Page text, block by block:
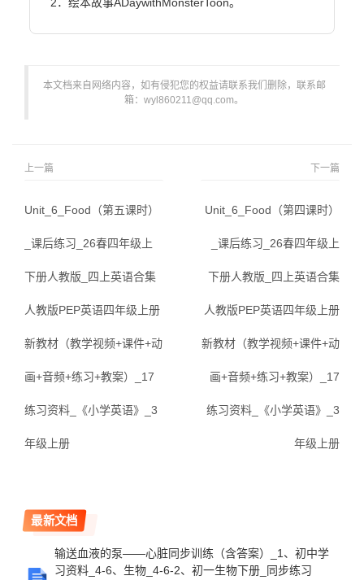
本文档来自网络内容，如有侵犯您的权益请联系我们删除，联系邮
箱：wyl860211@qq.com。
上一篇
Unit_6_Food（第五课时）
_课后练习_26春四年级上
下册人教版_四上英语合集
人教版PEP英语四年级上册
新教材（教学视频+课件+动
画+音频+练习+教案）_17
练习资料_《小学英语》_3
年级上册
下一篇
Unit_6_Food（第四课时）
_课后练习_26春四年级上
下册人教版_四上英语合集
人教版PEP英语四年级上册
新教材（教学视频+课件+动
画+音频+练习+教案）_17
练习资料_《小学英语》_3
年级上册
最新文档
输送血液的泵——心脏同步训练（含答案）_1、初中学
习资料_4-6、生物_4-6-2、初一生物下册_同步练习